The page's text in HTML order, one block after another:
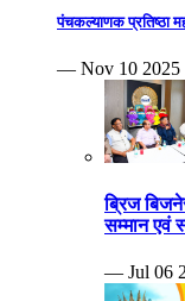
पंचकल्याणक प्रतिष्ठा
— Nov 10 2025
ब्रिज
सम्मान एवं
— Jul 06